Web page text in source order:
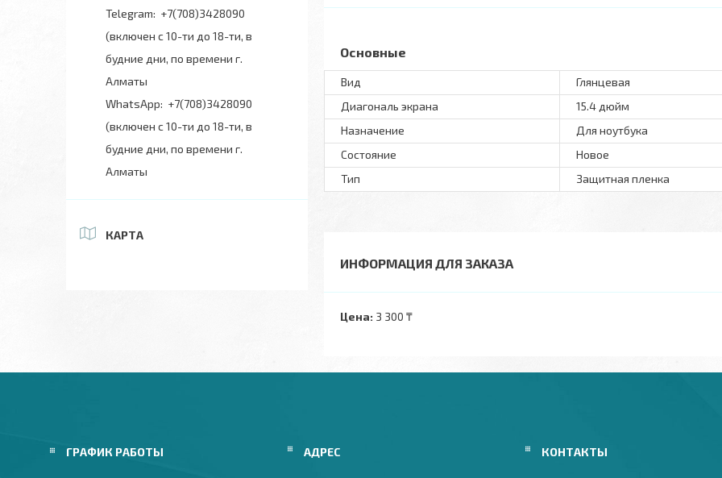
Основные
Вид
Глянцевая
Диагональ экрана
15.4 дюйм
Назначение
Для ноутбука
Состояние
Новое
Тип
Защитная пленка
ИНФОРМАЦИЯ ДЛЯ ЗАКАЗА
Цена: 3 300 ₸
+7(708)3428090
(включен с 10-ти до 18-ти, в
будние дни, по времени г.
Алматы
+7(708)3428090
(включен с 10-ти до 18-ти, в
будние дни, по времени г.
Алматы
КАРТА
ГРАФИК РАБОТЫ